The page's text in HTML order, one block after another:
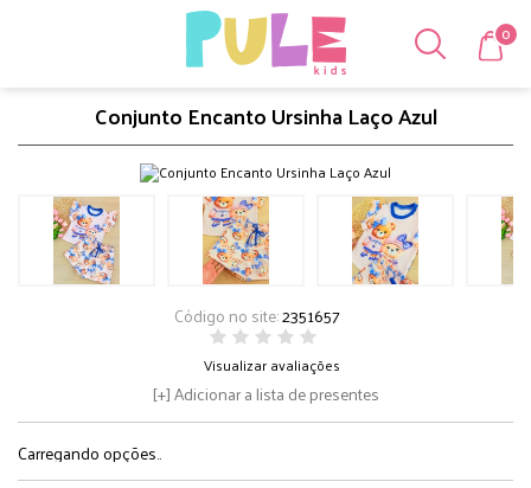
0
Conjunto Encanto Ursinha Laço Azul
Código no site:2351657
Visualizar avaliações
Adicionar a lista de presentes
Carregando opções..